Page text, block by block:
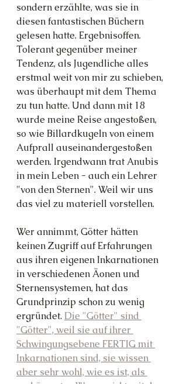
sondern erzählte, was sie in
diesen fantastischen Büchern
gelesen hatte. Ergebnisoffen.
Tolerant gegenüber meiner
Tendenz, als Jugendliche alles
erstmal weit von mir zu schieben,
was überhaupt mit dem Thema
zu tun hatte. Und dann mit 18
wurde meine Reise angestoßen,
so wie Billardkugeln von einem
Aufprall auseinandergestoßen
werden. Irgendwann trat Anubis
in mein Leben - auch ein Lehrer
"von den Sternen". Weil wir uns
das viel zu materiell vorstellen.
Wer annimmt, Götter hätten
keinen Zugriff auf Erfahrungen
aus ihren eigenen Inkarnationen
in verschiedenen Äonen und
Sternensystemen, hat das
Grundprinzip schon zu wenig
ergründet. Die "Götter" sind
"Götter", weil sie auf ihrer
Schwingungsebene FERTIG mit
Inkarnationen sind, sie wissen
aber sehr wohl, wie es ist, als